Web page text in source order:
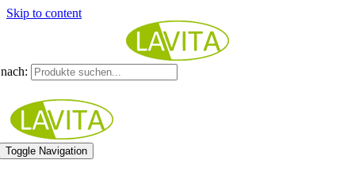
Skip to content
Toggle Navigation